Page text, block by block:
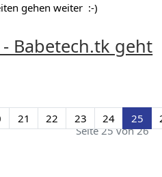
gehen weiter :-)
Babetech.tk geht
Seite 25 von 26
21 22 23 24 25